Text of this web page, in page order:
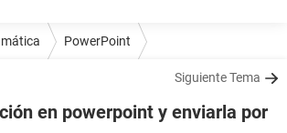
PowerPoint
Siguiente Tema
en powerpoint y enviarla por